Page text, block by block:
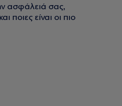
ασφάλειά σας,
ποιες είναι οι πιο